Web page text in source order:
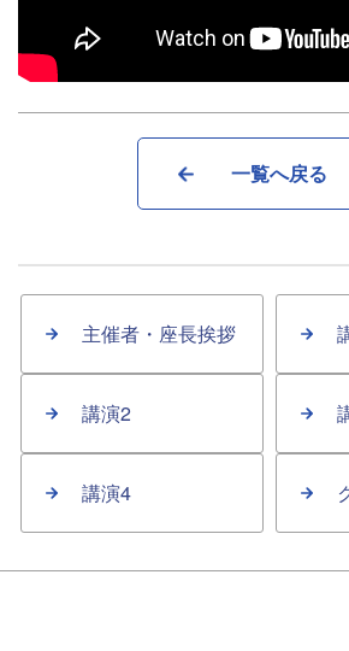
主催者・座長挨拶
講演2
講演4
一覧へ戻る